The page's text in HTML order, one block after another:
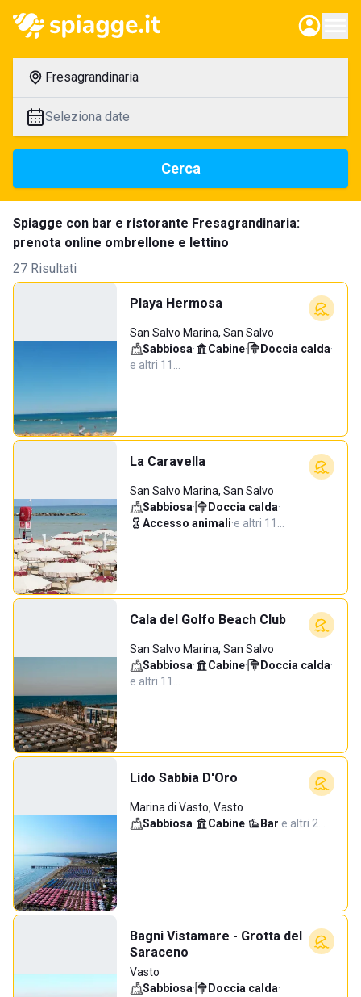
Fresagrandinaria
Seleziona date
Cerca
Spiagge con bar e ristorante Fresagrandinaria:
prenota online ombrellone e lettino
27 Risultati
Playa Hermosa
San Salvo Marina, San Salvo
Sabbiosa· Cabine· Doccia calda·
e altri 11…
La Caravella
San Salvo Marina, San Salvo
Sabbiosa· Doccia calda·
Accesso animali·e altri 11…
Cala del Golfo Beach Club
San Salvo Marina, San Salvo
Sabbiosa· Cabine· Doccia calda·
e altri 11…
Lido Sabbia D'Oro
Marina di Vasto, Vasto
Sabbiosa· Cabine· Bar·e altri 2…
Bagni Vistamare - Grotta del
Saraceno
Vasto
Sabbiosa· Doccia calda·